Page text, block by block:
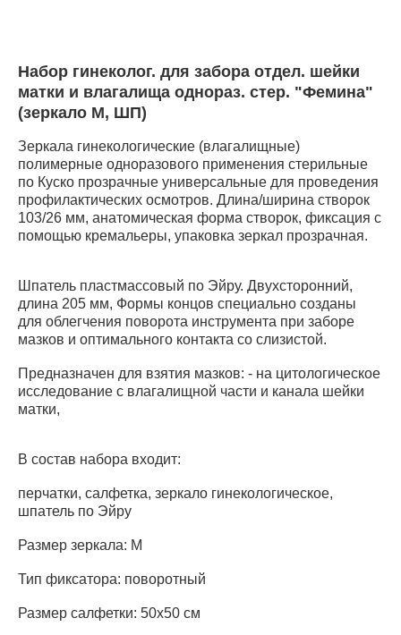
Набор гинеколог. для забора отдел. шейки
матки и влагалища однораз. стер. "Фемина"
(зеркало М, ШП)
Зеркала гинекологические (влагалищные)
полимерные одноразового применения стерильные
по Куско прозрачные универсальные для проведения
профилактических осмотров. Длина/ширина створок
103/26 мм, анатомическая форма створок, фиксация с
помощью кремальеры, упаковка зеркал прозрачная.
Шпатель пластмассовый по Эйру. Двухсторонний,
длина 205 мм, Формы концов специально созданы
для облегчения поворота инструмента при заборе
мазков и оптимального контакта со слизистой.
Предназначен для взятия мазков: - на цитологическое
исследование с влагалищной части и канала шейки
матки,
В состав набора входит:
перчатки, салфетка, зеркало гинекологическое,
шпатель по Эйру
Размер зеркала: M
Тип фиксатора: поворотный
Размер салфетки: 50x50 см